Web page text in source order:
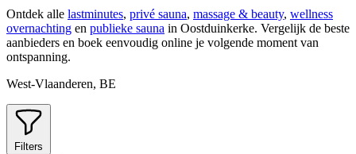
Ontdek alle lastminutes, privé sauna, massage & beauty, wellness
overnachting en publieke sauna in Oostduinkerke. Vergelijk de beste
aanbieders en boek eenvoudig online je volgende moment van
ontspanning.
West-Vlaanderen, BE
Filters